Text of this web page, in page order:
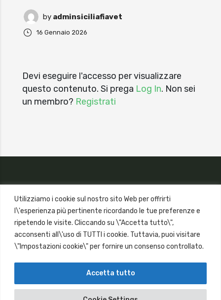
Utilizziamo i cookie sul nostro sito Web per offrirti
l\'esperienza più pertinente ricordando le tue preferenze e
ripetendo le visite. Cliccando su \"Accetta tutto\",
acconsenti all\'uso di TUTTI i cookie. Tuttavia, puoi visitare
\"Impostazioni cookie\" per fornire un consenso controllato.
Accetta tutto
by adminsiciliafiavet
16 Gennaio 2026
Devi eseguire l'accesso per visualizzare
questo contenuto. Si prega Log In. Non sei
un membro? Registrati